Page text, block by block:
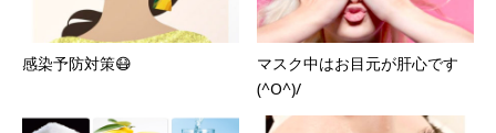
感染予防対策😷
マスク中はお目元が肝心です
(^O^)/